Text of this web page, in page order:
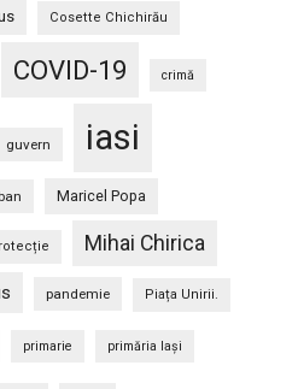
Cosette Chichirău
COVID-19 crimă
guvern iasi
Maricel Popa
Mihai Chirica
pandemie Piața Unirii.
primarie primăria Iași